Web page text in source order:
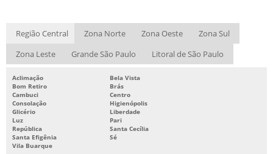
VENDA DE SUCATA
COLETA DE APARAS DE PAPEL
EMPRESAS QUE COMPRAM APARAS DE PAPEL
RECICLAGEM DE PAPEL E PAPELÃO
COMPRA DE MATERIAL RECICLÁVEL
COMPRA DE RECICLÁVEIS
Região Central Zona Norte Zona Oeste
Zona Sul
Zona Leste
Grande São Paulo Litoral de São Paulo
Aclimação
Bela Vista
Bom Retiro
Brás
Cambuci
Centro
Consolação
Higienópolis
Glicério
Liberdade
Luz
Pari
República
Santa Cecília
Santa Efigênia
Sé
Vila Buarque